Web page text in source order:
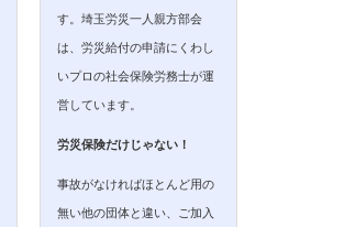
す。埼玉労災一人親方部会
は、労災給付の申請にくわし
いプロの社会保険労務士が運
営しています。
労災保険だけじゃない！
事故がなければほとんど用の
無い他の団体と違い、ご加入